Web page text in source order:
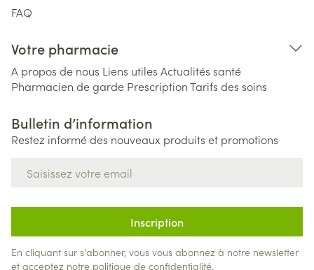
FAQ
Votre pharmacie
A propos de nous Liens utiles Actualités santé
Pharmacien de garde PrescriptionTarifs des soins
Bulletin d’information
Restez informé des nouveaux produits et promotions
Inscription
En cliquant sur s'abonner, vous vous abonnez à notre newsletter
et acceptez notre politique de confidentialité.